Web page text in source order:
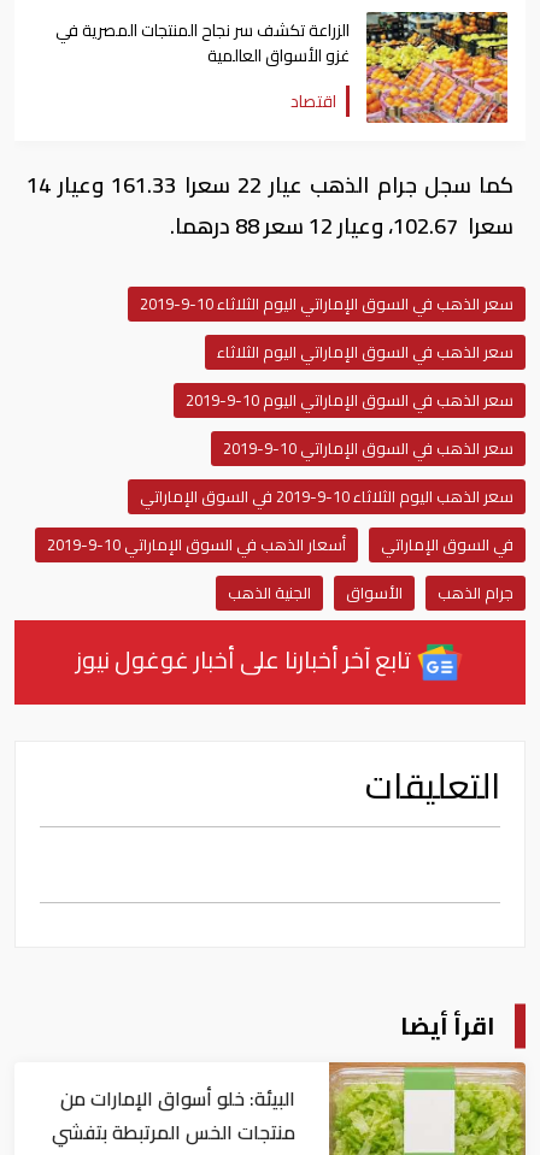
الزراعة تكشف سر نجاح المنتجات المصرية في
غزو الأسواق العالمية
اقتصاد
كما سجل جرام الذهب عيار 22 سعرا 161.33 وعيار 14
سعرا 102.67، وعيار 12 سعر 88 درهما.
سعر الذهب في السوق الإماراتي اليوم الثلاثاء 10-9-2019
سعر الذهب في السوق الإماراتي اليوم الثلاثاء
سعر الذهب في السوق الإماراتي اليوم 10-9-2019
سعر الذهب في السوق الإماراتي 10-9-2019
سعر الذهب اليوم الثلاثاء 10-9-2019 في السوق الإماراتي
في السوق الإماراتي
أسعار الذهب في السوق الإماراتي 10-9-2019
جرام الذهب
الأسواق الجنية الذهب
تابع آخر أخبارنا على أخبار غوغول نيوز
التعليقات
اقرأ أيضا
البيئة: خلو أسواق الإمارات من
منتجات الخس المرتبطة بتفشي